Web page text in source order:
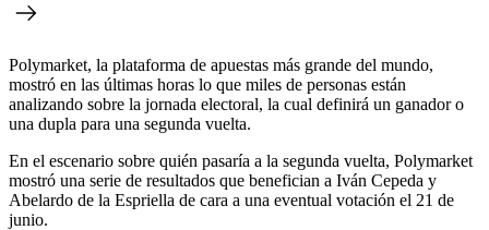
Polymarket, la plataforma de apuestas más grande del mundo,
mostró en las últimas horas lo que miles de personas están
analizando sobre la jornada electoral, la cual definirá un ganador o
una dupla para una segunda vuelta.
En el escenario sobre quién pasaría a la segunda vuelta, Polymarket
mostró una serie de resultados que benefician a Iván Cepeda y
Abelardo de la Espriella de cara a una eventual votación el 21 de
junio.